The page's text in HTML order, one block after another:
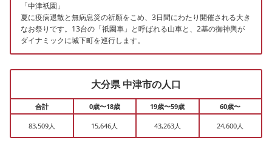
「中津祇園」
夏に疫病退散と無病息災の祈願をこめ、3日間にわたり開催される大き
なお祭りです。13台の「祇園車」と呼ばれる山車と、2基の御神輿が
ダイナミックに城下町を巡行します。
大分県 中津市の人口
合計
83,509人
0歳〜18歳
15,646人
19歳〜59歳
43,263人
60歳〜
24,600人